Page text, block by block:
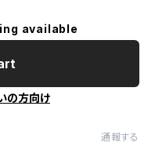
available
の方向け
通報する